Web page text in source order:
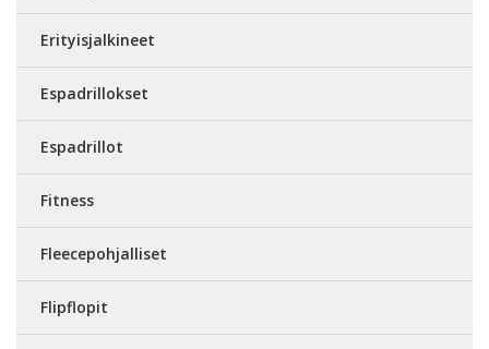
Erityisjalkineet
Espadrillokset
Espadrillot
Fitness
Fleecepohjalliset
Flipflopit